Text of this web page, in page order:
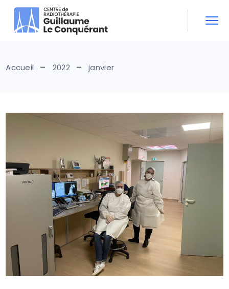
Skip
content
Accueil 2022 janvier